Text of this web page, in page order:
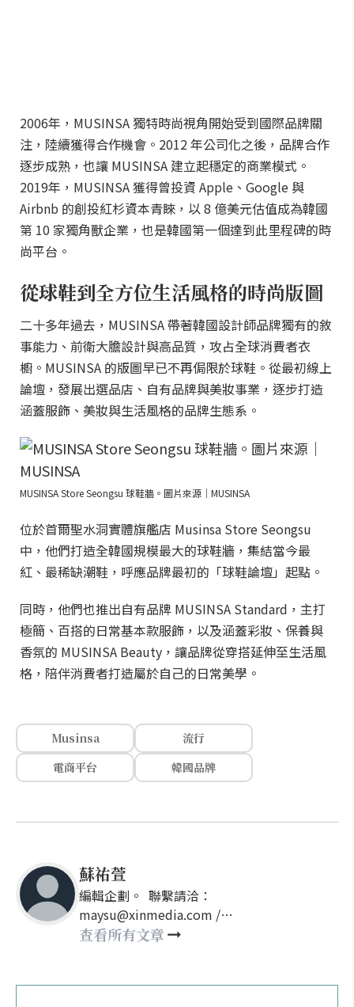
2006年，MUSINSA 獨特時尚視角開始受到國際品牌關
注，陸續獲得合作機會。2012 年公司化之後，品牌合作
逐步成熟，也讓 MUSINSA 建立起穩定的商業模式。
2019年，MUSINSA 獲得曾投資 Apple、Google 與
Airbnb 的創投紅杉資本青睞，以 8 億美元估值成為韓國
第 10 家獨角獸企業，也是韓國第一個達到此里程碑的時
尚平台。
從球鞋到全方位生活風格的時尚版圖
二十多年過去，MUSINSA 帶著韓國設計師品牌獨有的敘
事能力、前衛大膽設計與高品質，攻占全球消費者衣
櫥。MUSINSA 的版圖早已不再侷限於球鞋。從最初線上
論壇，發展出選品店、自有品牌與美妝事業，逐步打造
涵蓋服飾、美妝與生活風格的品牌生態系。
MUSINSA Store Seongsu 球鞋牆。圖片來源｜MUSINSA
位於首爾聖水洞實體旗艦店 Musinsa Store Seongsu
中，他們打造全韓國規模最大的球鞋牆，集結當今最
紅、最稀缺潮鞋，呼應品牌最初的「球鞋論壇」起點。
同時，他們也推出自有品牌 MUSINSA Standard，主打
極簡、百搭的日常基本款服飾，以及涵蓋彩妝、保養與
香氛的 MUSINSA Beauty，讓品牌從穿搭延伸至生活風
格，陪伴消費者打造屬於自己的日常美學。
Musinsa
流行
電商平台
韓國品牌
蘇祐萱
編輯企劃。 聯繫請洽：
maysu@xinmedia.com /
may860527@gmail.com
查看所有文章